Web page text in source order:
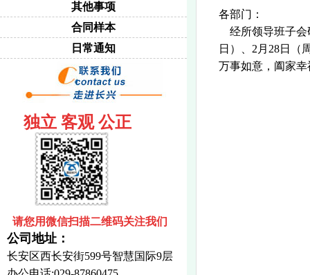
其他事项
合同样本
日常通知
独立 客观 公正
请您用微信扫描二维码关注我们
公司地址：
长安区西长安街599号智慧国际9层
各部门：
经所领导班子会
日）、2月28日（
万事如意，阖家幸